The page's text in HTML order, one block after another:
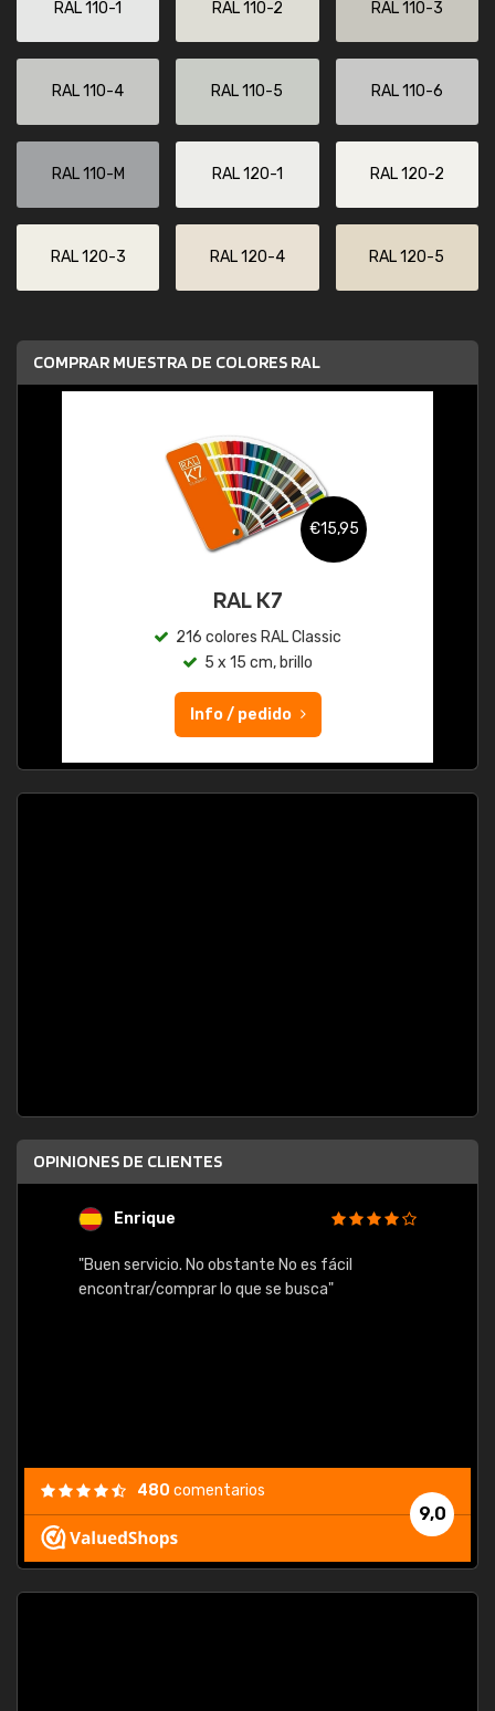
RAL 110-1 RAL 110-2 RAL 110-3
RAL 110-4 RAL 110-5 RAL 110-6
RAL 110-M RAL 120-1 RAL 120-2
RAL 120-3 RAL 120-4 RAL 120-5
COMPRAR MUESTRA DE COLORES RAL
€15,95
RAL K7
216 colores RAL Classic
5 x 15 cm, brillo
Info / pedido
OPINIONES DE CLIENTES
Enrique
"Buen servicio. No obstante No es fácil
encontrar/comprar lo que se busca"
9,0
480 comentarios